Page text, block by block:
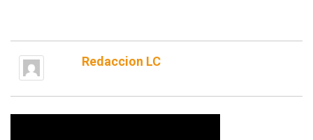
Redaccion LC